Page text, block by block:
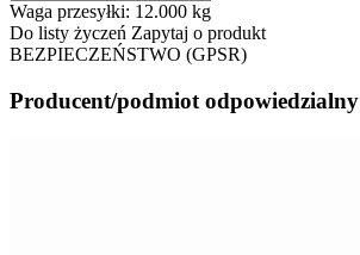
Waga przesyłki: 12.000 kg
Do listy życzeń Zapytaj o produkt
BEZPIECZEŃSTWO (GPSR)
Producent/podmiot odpowiedzialny